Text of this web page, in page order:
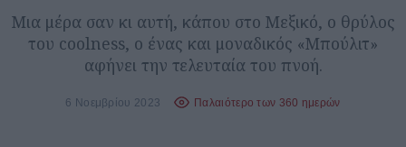
Μια μέρα σαν κι αυτή, κάπου στο Μεξικό, ο θρύλος
του coolness, ο ένας και μοναδικός «Μπούλιτ»
αφήνει την τελευταία του πνοή.
6 Νοεμβρίου 2023 Παλαιότερο των 360 ημερών